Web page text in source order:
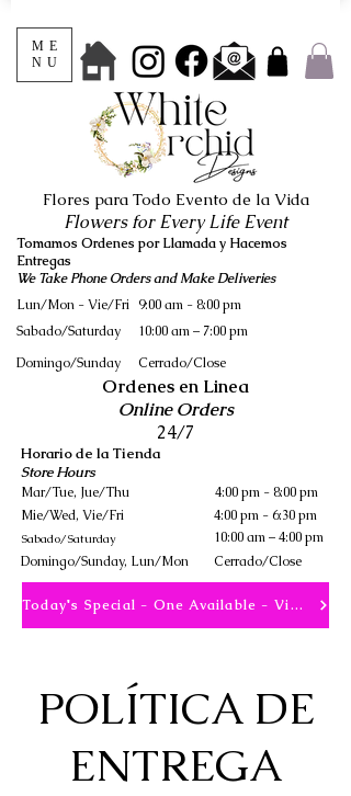
ME
NU
Tomamos Ordenes por Llamada y Hacemos
Entregas
We Take Phone Orders and Make Deliveries
Lun/Mon - Vie/Fri 9:00 am - 8:00 pm
Sabado/Saturday
​Domingo/Sunday
Cerrado/Close
Horario de la Tienda
Store Hours
Mar/Tue, Jue/Thu
4:00 pm - 8:00 pm
Mie/Wed, Vie/Fri
4:00 pm - 6:30 pm
Sabado/Saturday 10:00 am – 4:00 pm
Flores para Todo Evento de la Vida
Flowers for Every Life Event
Ordenes en Linea
Online Orders
24/7
​Domingo/Sunday, Lun/Mon Cerrado/Close
Today's Special - One Available - View
10:00 am – 7:00 pm
POLÍTICA DE
ENTREGA